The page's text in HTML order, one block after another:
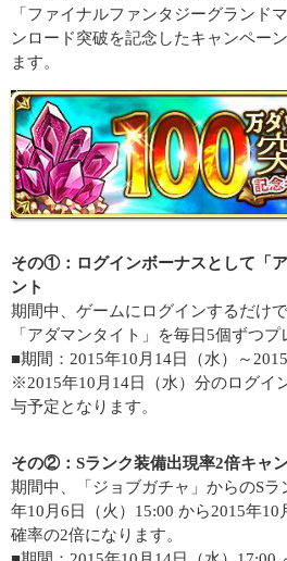
「ファイナルファンタジーグランド
ンロード突破を記念したキャンペー
ます。
その①：ログインボーナスとして「
ント
期間中、ゲームにログインするだけ
「アダマンタイト」を毎日5個ずつプ
■期間：2015年10月14日（水）～
※2015年10月14日（水）分のログイ
与予定となります。
その②：Sランク装備出現率2倍キャ
期間中、「ジョブガチャ」からのSラ
年10月6日（火）15:00 から2015年
確率の2倍になります。